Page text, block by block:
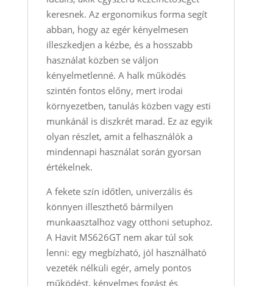
keresnek. Az ergonomikus forma segít
abban, hogy az egér kényelmesen
illeszkedjen a kézbe, és a hosszabb
használat közben se váljon
kényelmetlenné. A halk működés
szintén fontos előny, mert irodai
környezetben, tanulás közben vagy esti
munkánál is diszkrét marad. Ez az egyik
olyan részlet, amit a felhasználók a
mindennapi használat során gyorsan
értékelnek.
A fekete szín időtlen, univerzális és
könnyen illeszthető bármilyen
munkaasztalhoz vagy otthoni setuphoz.
A Havit MS626GT nem akar túl sok
lenni: egy megbízható, jól használható
vezeték nélküli egér, amely pontos
működést, kényelmes fogást és